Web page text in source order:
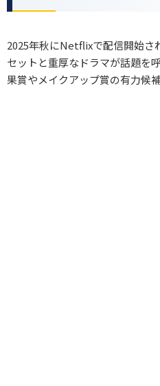
2025年秋にNetflixで配信開始さ
セットと重厚なドラマが話題を
果賞やメイクアップ賞の有力候